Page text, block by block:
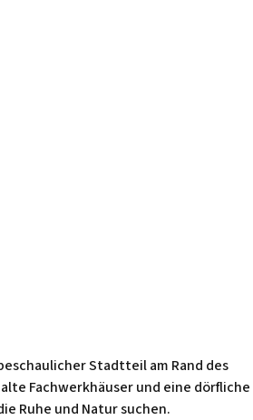
Stadtteil am Rand des
Fachwerkhäuser und eine dörfliche
Ruhe und Natur suchen.